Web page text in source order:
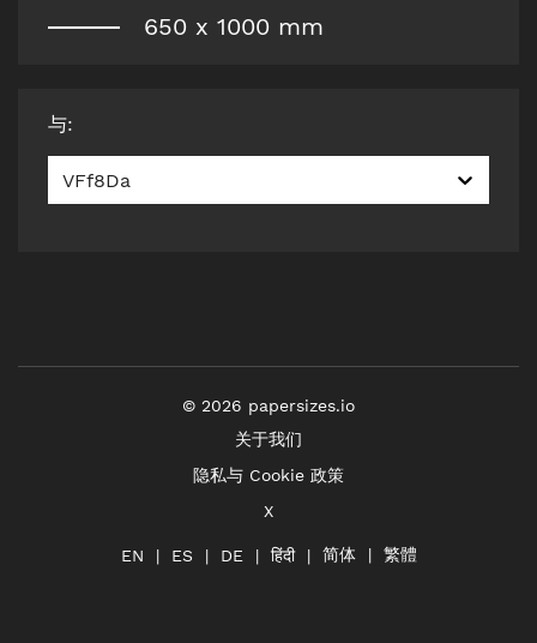
650 x 1000 mm
与:
VFf8Da
© 2026 papersizes.io
关于我们
隐私与 Cookie 政策
X
EN ES DE हिंदी 简体 繁體